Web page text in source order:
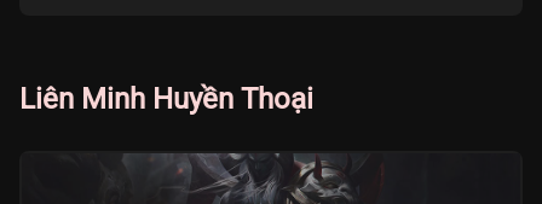
Liên Minh Huyền Thoại